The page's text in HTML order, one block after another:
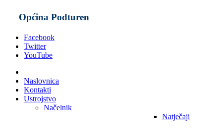
Općina Podturen
Facebook
Twitter
YouTube
Naslovnica
Kontakti
Ustrojstvo
Načelnik
Natječaji